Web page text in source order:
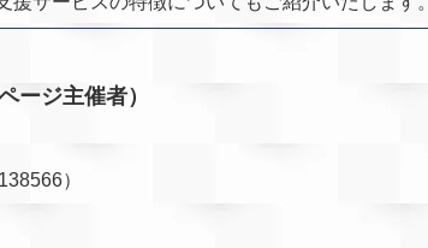
ージ主催者）
）